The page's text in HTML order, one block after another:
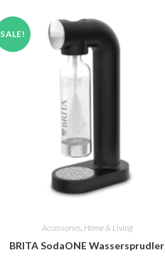
SALE!
Accessories, Home & Living
BRITA SodaONE Wassersprudler